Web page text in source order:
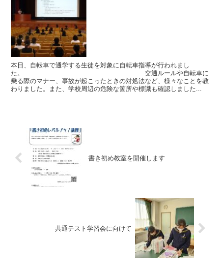
本日、自転車で通学する生徒を対象に自転車指導が行われまし
た。 交通ルールや自転車に
乗る際のマナー、事故が起こったときの対処法など、様々なことを教
わりました。また、学校周辺の危険な箇所や標識も確認しました...
書き初め教室を開催します
共通テスト学習会に向けて